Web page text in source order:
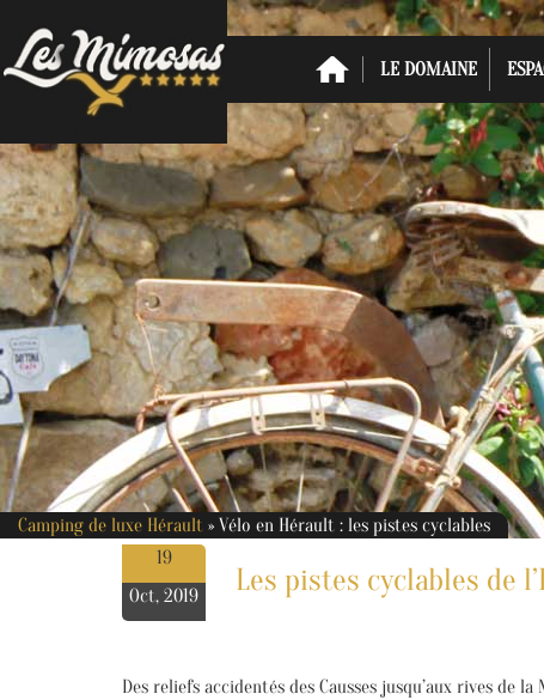
LE DOMAINE
Camping de luxe Hérault » Vélo en Hérault : les pistes cyclables
19
Oct, 2019
Les pistes cyclables de
Des reliefs accidentés des Causses jusqu’aux rives de la